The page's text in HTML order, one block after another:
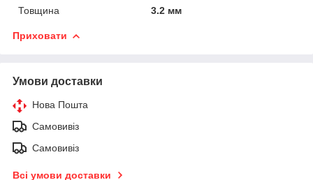
Товщина
3.2 мм
Приховати
Умови доставки
Нова Пошта
Самовивіз
Самовивіз
Всі умови доставки